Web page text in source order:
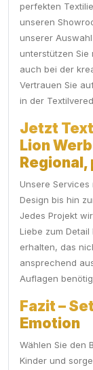
perfekten
unseren
unserer
unterstützen Sie
auch bei der
Vertrauen Sie
in der
Jetzt
Lion
Unsere
Design bis hin
Jedes Projekt
Liebe zum
erhalten, das
ansprechend
Auflagen
Fazit –
Emotion
Wählen Sie den
Kinder und